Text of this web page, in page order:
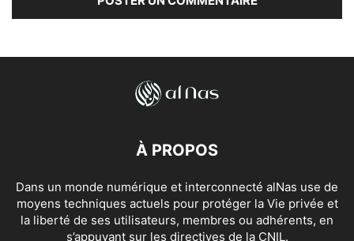
À PROPOS
Dans un monde numérique et interconnecté alNas use de
moyens techniques actuels pour protéger la Vie privée et
la liberté de ses utilisateurs, membres ou adhérents, en
s’appuyant sur les directives de la CNIL.